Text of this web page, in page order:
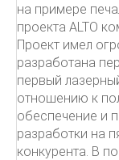
на примере
проекта ALTO
Проект имел
разработана
первый
отношению к
обеспечение и
разработки на
конкурента. В